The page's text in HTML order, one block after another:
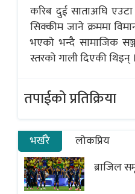
करिब दुई साताअघि
सिक्कीम जाने क्रममा
भएको भन्दै सामाजिक
स्तरको गाली दिएकी थिइन् ।
तपाईको प्रतिक्रिया
भर्खरै
लोकप्रिय
ब्राजिल